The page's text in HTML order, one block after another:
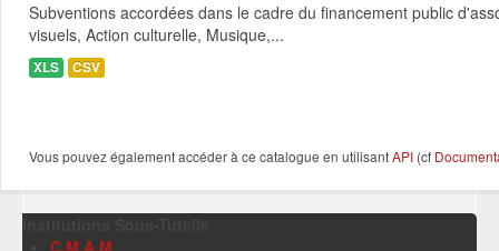
Subventions accordées dans le cadre du financement public
visuels, Action culturelle, Musique,...
XLS CSV
Vous pouvez également accéder à ce catalogue en utilisantAPI (cf
C.M.A.M